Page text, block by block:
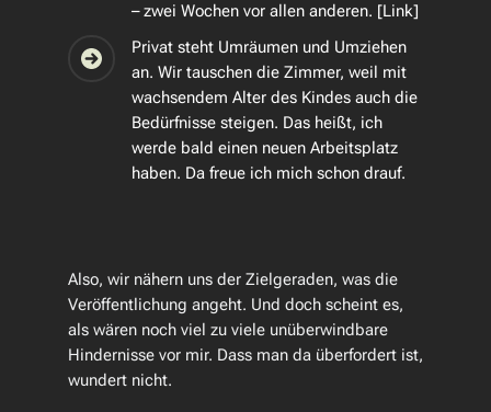
– zwei Wochen vor allen anderen. [Link]
Privat steht Umräumen und Umziehen
an. Wir tauschen die Zimmer, weil mit
wachsendem Alter des Kindes auch die
Bedürfnisse steigen. Das heißt, ich
werde bald einen neuen Arbeitsplatz
haben. Da freue ich mich schon drauf.
Also, wir nähern uns der Zielgeraden, was die
Veröffentlichung angeht. Und doch scheint es,
als wären noch viel zu viele unüberwindbare
Hindernisse vor mir. Dass man da überfordert ist,
wundert nicht.